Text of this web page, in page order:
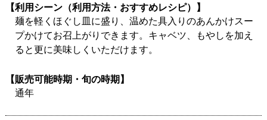
【利用シーン（利用方法・おすすめレシピ）】
麺を軽くほぐし皿に盛り、温めた具入りのあんかけスー
プかけてお召上がりできます。キャベツ、もやしを加え
ると更に美味しくいただけます。
【販売可能時期・旬の時期】
通年